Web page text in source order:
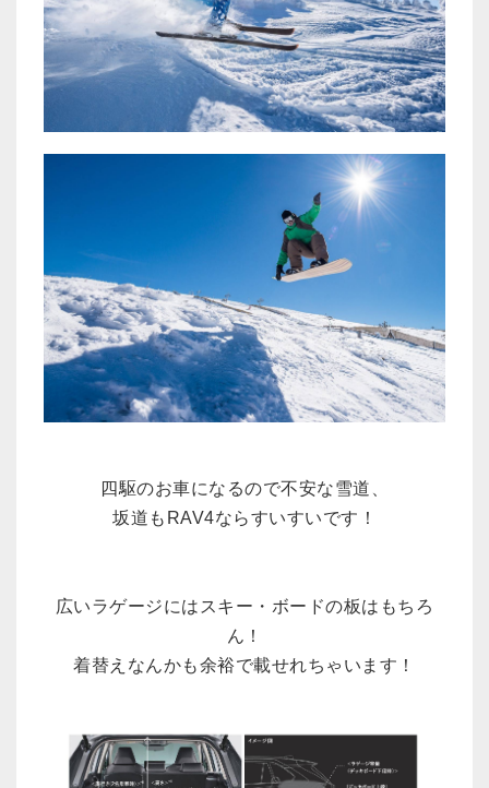
四駆のお車になるので不安な雪道、
坂道もRAV4ならすいすいです！
広いラゲージにはスキー・ボードの板はもちろ
ん！
着替えなんかも余裕で載せれちゃいます！